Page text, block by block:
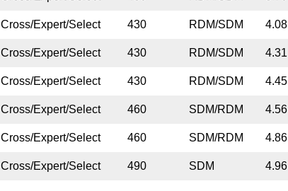
Cross/Expert/Select 430 RDM/SDM 4.08
Cross/Expert/Select 430 RDM/SDM 4.31
Cross/Expert/Select 430 RDM/SDM 4.45
Cross/Expert/Select 460 SDM/RDM 4.56
Cross/Expert/Select 460 SDM/RDM 4.86
Cross/Expert/Select 490 SDM 4.96